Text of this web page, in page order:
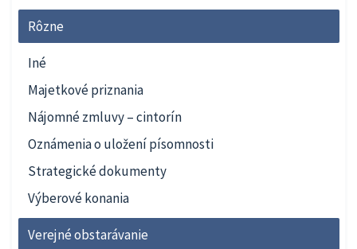
Rôzne
Iné
Majetkové priznania
Nájomné zmluvy – cintorín
Oznámenia o uložení písomnosti
Strategické dokumenty
Výberové konania
Verejné obstarávanie